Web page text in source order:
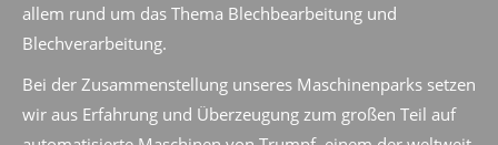
allem rund um das Thema Blechbearbeitung und
Blechverarbeitung.
Bei der Zusammenstellung unseres Maschinenparks setzen
wir aus Erfahrung und Überzeugung zum großen Teil auf